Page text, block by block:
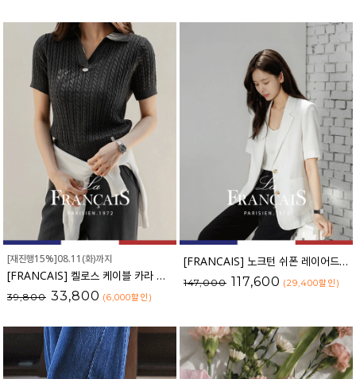
[재진행15%]08.11(화)까지
[FRANCAIS] 켈로스 케이블 카라 니트_F6S256KN
39,800 33,800 (6,000할인 )
[FRANCAIS] 노크턴 쉬폰 레이어드 린넨 자켓_F6S391JK
147,000 117,600 (29,400할인 )